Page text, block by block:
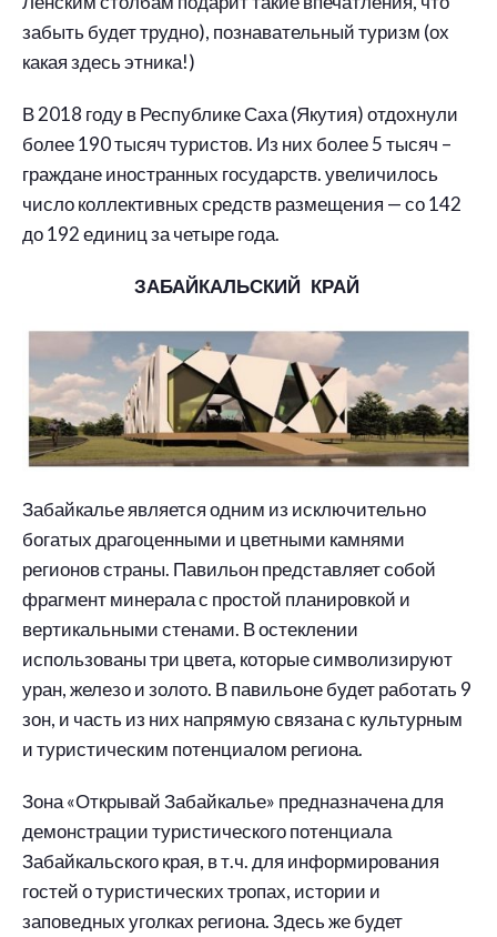
забыть будет трудно), познавательный туризм (ох
какая здесь этника!)
В 2018 году в Республике Саха (Якутия) отдохнули
более 190 тысяч туристов. Из них более 5 тысяч –
граждане иностранных государств. увеличилось
число коллективных средств размещения — со 142
до 192 единиц за четыре года.
ЗАБАЙКАЛЬСКИЙ КРАЙ
Забайкалье является одним из исключительно
богатых драгоценными и цветными камнями
регионов страны. Павильон представляет собой
фрагмент минерала с простой планировкой и
вертикальными стенами. В остеклении
использованы три цвета, которые символизируют
уран, железо и золото. В павильоне будет работать 9
зон, и часть из них напрямую связана с культурным
и туристическим потенциалом региона.
Зона «Открывай Забайкалье» предназначена для
демонстрации туристического потенциала
Забайкальского края, в т.ч. для информирования
гостей о туристических тропах, истории и
заповедных уголках региона. Здесь же будет